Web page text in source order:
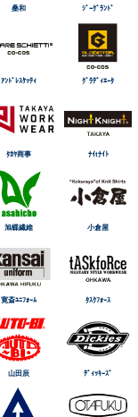
桑和 ｼﾞｰｸﾞﾗﾝﾄﾞ
ｱﾝﾄﾞﾚｽｹｯﾃｨ ｸﾞﾗﾃﾞｨｴｰﾀ
ﾀｶﾔ商事 ﾅｲtﾅｲﾄ
旭蝶繊維 小倉屋
寛斎ﾕﾆﾌｫｰﾑ ﾀｽｸﾌｫｰｽ
山田辰 ﾃﾞｨｯｷｰｽﾞ